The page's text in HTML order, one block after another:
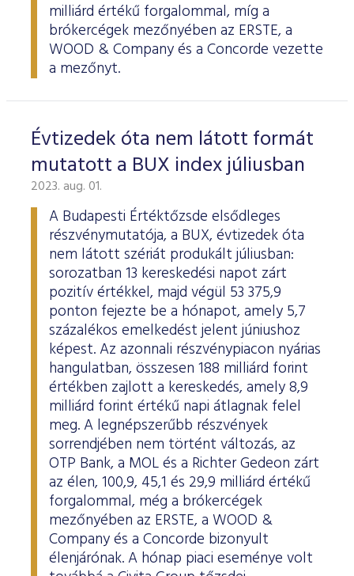
milliárd értékű forgalommal, míg a
brókercégek mezőnyében az ERSTE, a
WOOD & Company és a Concorde vezette
a mezőnyt.
Évtizedek óta nem látott formát
mutatott a BUX index júliusban
2023. aug. 01.
A Budapesti Értéktőzsde elsődleges
részvénymutatója, a BUX, évtizedek óta
nem látott szériát produkált júliusban:
sorozatban 13 kereskedési napot zárt
pozitív értékkel, majd végül 53 375,9
ponton fejezte be a hónapot, amely 5,7
százalékos emelkedést jelent júniushoz
képest. Az azonnali részvénypiacon nyárias
hangulatban, összesen 188 milliárd forint
értékben zajlott a kereskedés, amely 8,9
milliárd forint értékű napi átlagnak felel
meg. A legnépszerűbb részvények
sorrendjében nem történt változás, az
OTP Bank, a MOL és a Richter Gedeon zárt
az élen, 100,9, 45,1 és 29,9 milliárd értékű
forgalommal, még a brókercégek
mezőnyében az ERSTE, a WOOD &
Company és a Concorde bizonyult
élenjárónak. A hónap piaci eseménye volt